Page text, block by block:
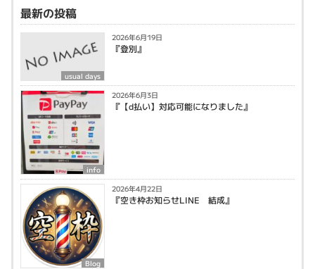
最新の投稿
usual days
2026年6月19日
『登別』
info
2026年6月3日
『【d払い】対応可能になりました』
Blog
2026年4月22日
『空き枠お知らせLINE 結成』